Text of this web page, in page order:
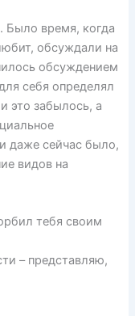
Было время, когда
обсуждали на
обсуждением
себя определял
это забылось, а
даже сейчас было,
видов на
тебя своим
– представляю,